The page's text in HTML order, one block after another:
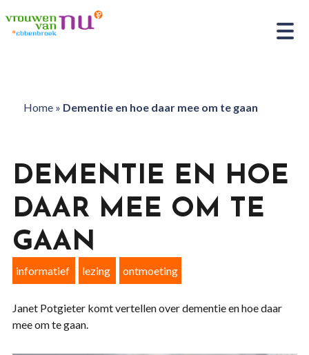
Home» Dementie en hoe daar mee om te gaan
DEMENTIE EN HOE
DAAR MEE OM TE
GAAN
informatief lezing ontmoeting
Janet Potgieter komt vertellen over dementie en hoe daar
mee om te gaan.